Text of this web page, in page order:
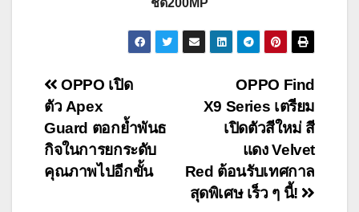
ชัด200MP
Post
navigation
OPPO Find
X9 Series เตรียม
เปิดตัวสีใหม่ สี
แดง Velvet
Red ต้อนรับเทศกาล
สุดพิเศษ เร็ว ๆ นี้!
OPPO เปิด
ตัว Apex
Guard ตอกย้ำพันธ
กิจในการยกระดับ
คุณภาพไปอีกขั้น